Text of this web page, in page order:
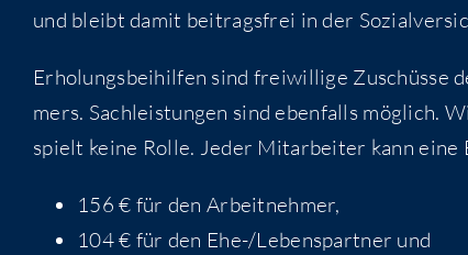
und bleibt damit bei­trags­frei in der
Erho­lungs­bei­hil­fen sind frei­wil­li­ge Zuschüs­se
mers. Sach­leis­tun­gen sind eben­falls mög­lich.
spielt kei­ne Rol­le. Jeder Mit­ar­bei­ter kann
156 € für den Arbeitnehmer,
104 € für den Ehe-/Le­bens­part­ner und